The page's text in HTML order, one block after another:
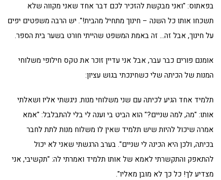
בפאתוס: "ואני מבקשת להזכיר לכם דבר אחד שאני מקווה שלא
תשכחו אותו כל השנה – חינוך מתחיל מהבית!". יש הרבה משפטים יפים
על חינוך, אבל זה… זה באמת המשפט שהייתי חורט בשער בית הספר.
אומנם פורים כבר עבר, אבל אני עדיין זוכר את טקס חילופי משלוחי
המנות של הכיתה שלי כשחינכתי בגוש עציון:
תלמיד אחד הגיע לכיתה עם שני משלוחי מנות. ניגשתי אליו ושאלתי
אותו: "מה, למה שניים?" הוא הביט בי וענה לי בלי להתבלבל: "אמא
אמרה שיכול להיות שיש תלמיד שאין לו משלוח מנות לתת לחבר
בכיתה, ולכן היא הכינה לי שניים". בערב הרגשתי שאני לא יכול
להתאפק והתקשרתי לאמא של אותו תלמיד ואמרתי לה: "תקשיבי, אני
מצדיע לך! כל כך לא מובן מאליו".